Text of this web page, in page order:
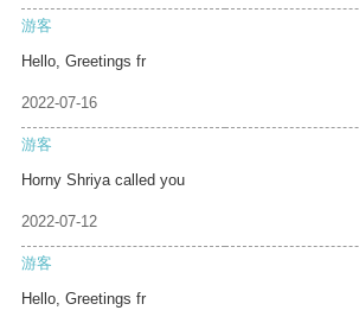
游客
Hello, Greetings fr
2022-07-16
游客
Horny Shriya called you
2022-07-12
游客
Hello, Greetings fr